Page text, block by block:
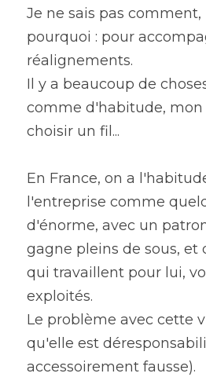
Je ne sais pas comment,
pourquoi : pour
réalignements.
Il y a beaucoup de
comme d'habitude, mon
choisir un fil...
En France, on a
l'entreprise comme
d'énorme, avec un
gagne pleins de sous, et
qui travaillent pour lui,
exploités.
Le problème avec cette
qu'elle est
accessoirement fausse).